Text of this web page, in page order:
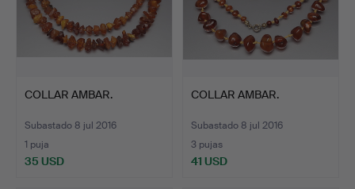
COLLAR AMBAR.
Subastado 8 jul 2016
1 puja
35 USD
COLLAR AMBAR.
Subastado 8 jul 2016
3 pujas
41 USD